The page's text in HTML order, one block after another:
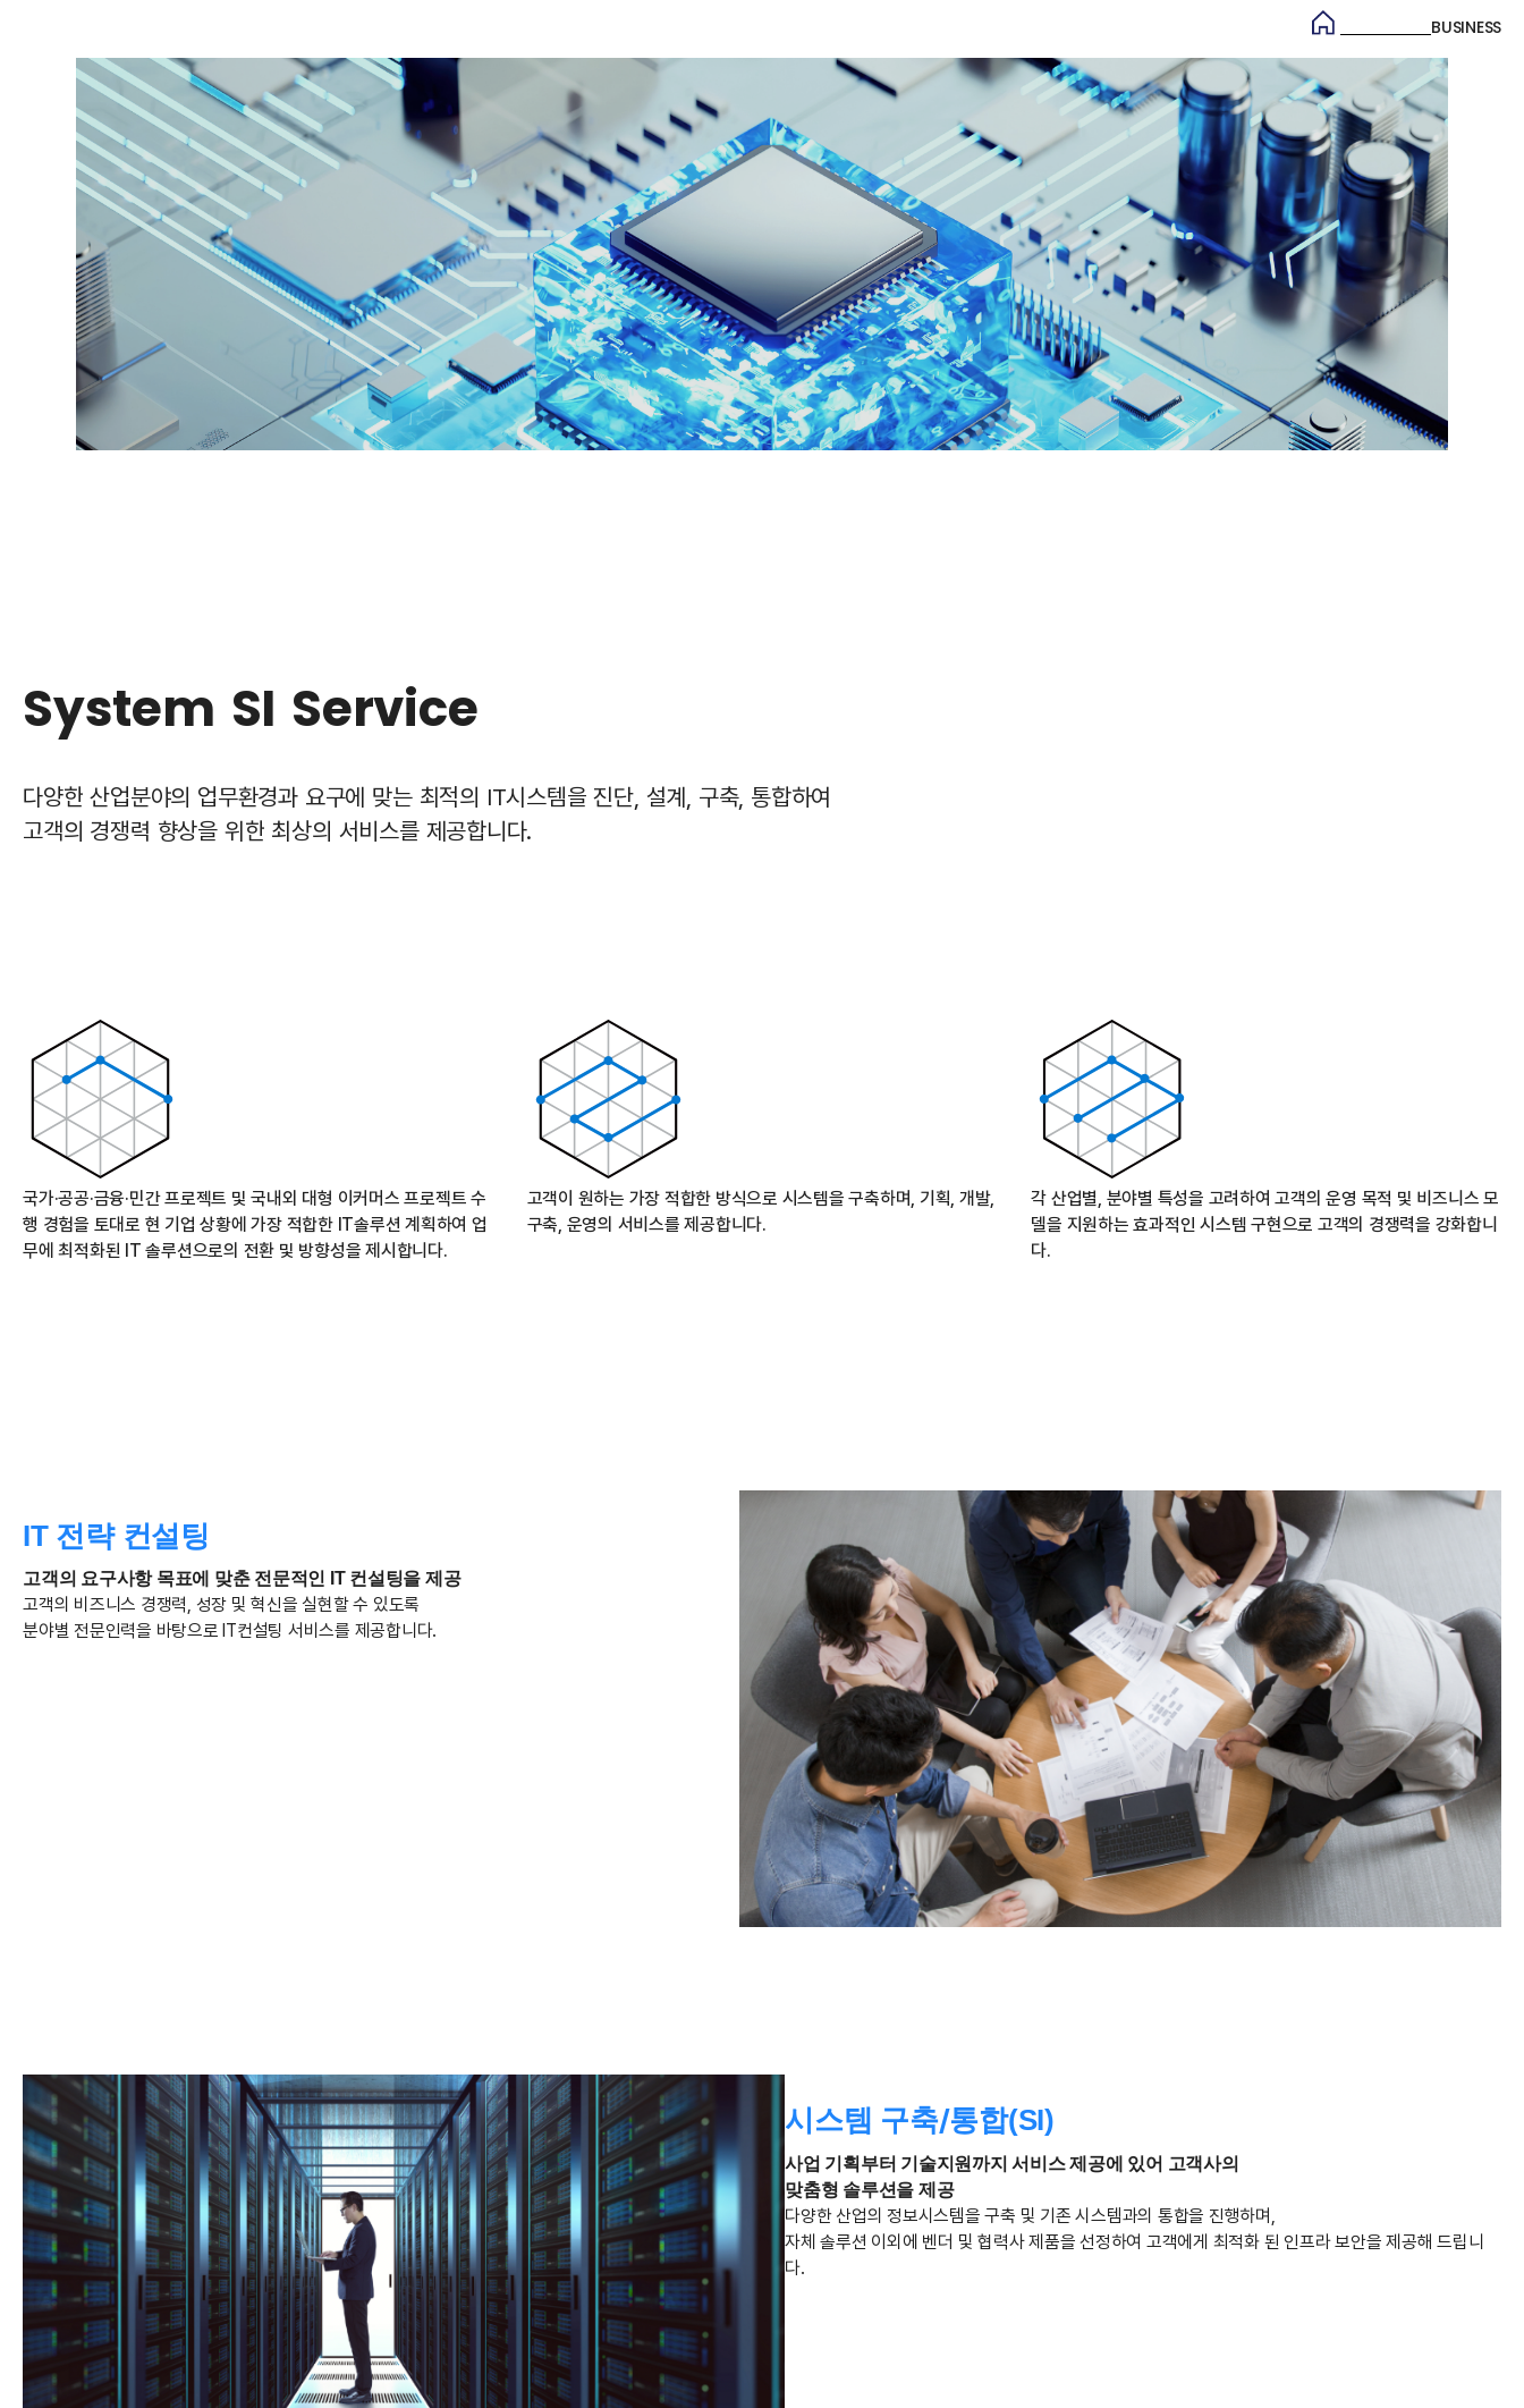
특허·인증
PHILOSOPHY
인재상/복리후생
BUSINESS
System SI Service
다양한 산업분야의 업무환경과 요구에 맞는 최적의 IT시스템을 진단, 설계, 구축, 통합하여
고객의 경쟁력 향상을 위한 최상의 서비스를 제공합니다.
국가·공공·금융·민간 프로젝트 및 국내외 대형 이커머스 프로젝트 수
행 경험을 토대로 현 기업 상황에 가장 적합한 IT솔루션 계획하여 업
무에 최적화된 IT 솔루션으로의 전환 및 방향성을 제시합니다.
고객이 원하는 가장 적합한 방식으로 시스템을 구축하며, 기획, 개발,
구축, 운영의 서비스를 제공합니다.
각 산업별, 분야별 특성을 고려하여 고객의 운영 목적 및 비즈니스 모
델을 지원하는 효과적인 시스템 구현으로 고객의 경쟁력을 강화합니
다.
IT 전략 컨설팅
고객의 요구사항 목표에 맞춘 전문적인 IT 컨설팅을 제공
고객의 비즈니스 경쟁력, 성장 및 혁신을 실현할 수 있도록
분야별 전문인력을 바탕으로 IT컨설팅 서비스를 제공합니다.
시스템 구축/통합(SI)
사업 기획부터 기술지원까지 서비스 제공에 있어 고객사의
맞춤형 솔루션을 제공
다양한 산업의 정보시스템을 구축 및 기존 시스템과의 통합을 진행하며,
자체 솔루션 이외에 벤더 및 협력사 제품을 선정하여 고객에게 최적화 된 인프라 보안을 제공해 드립니
다.